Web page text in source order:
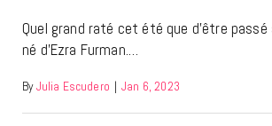
Quel grand raté cet été que d’être
né d’Ezra Furman.…
By Julia Escudero | Jan 6, 2023